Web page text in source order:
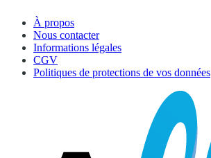
À propos
Nous contacter
Informations légales
CGV
Politiques de protections de vos données